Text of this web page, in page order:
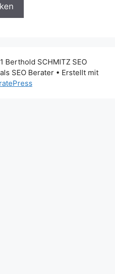
Berthold SCHMITZ SEO
SEO Berater• Erstellt mit